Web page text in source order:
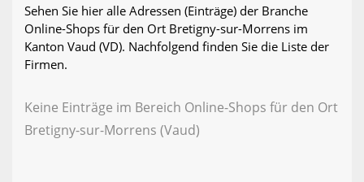
Sehen Sie hier alle Adressen (Einträge) der Branche
Online-Shops für den Ort Bretigny-sur-Morrens im
Kanton Vaud (VD). Nachfolgend finden Sie die Liste der
Firmen.
Keine Einträge im Bereich Online-Shops für den Ort
Bretigny-sur-Morrens (Vaud)